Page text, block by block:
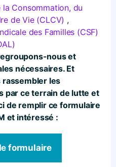
Consommation, du
de Vie (CLCV) ,
des Familles (CSF)
nous et
nécessaires. Et
rassembler les
par ce terrain de lutte et
de remplir ce formulaire
et intéressé :
formulaire